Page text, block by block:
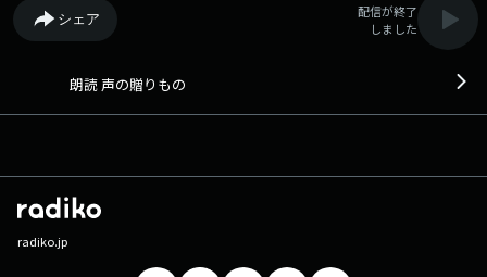
シェア
配信が終了
しました
朗読 声の贈りもの
radiko.jp